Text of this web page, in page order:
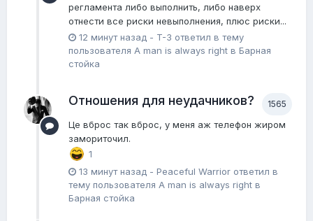
регламента либо выполнить, либо наверх
отнести все риски невыполнения, плюс риски...
12 минут назад - T-3 ответил в тему
пользователя A man is always right в Барная
стойка
1565
Отношения для неудачников?
Це вброс так вброс, у меня аж телефон жиром
замориточил.
1
13 минут назад - Peaceful Warrior ответил в
тему пользователя A man is always right в
Барная стойка